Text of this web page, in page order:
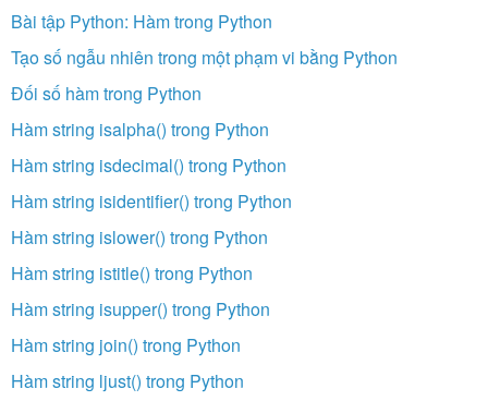
Bài tập Python: Hàm trong Python
Tạo số ngẫu nhiên trong một phạm vi bằng Python
Đối số hàm trong Python
Hàm string isalpha() trong Python
Hàm string isdecimal() trong Python
Hàm string isidentifier() trong Python
Hàm string islower() trong Python
Hàm string istitle() trong Python
Hàm string isupper() trong Python
Hàm string join() trong Python
Hàm string ljust() trong Python